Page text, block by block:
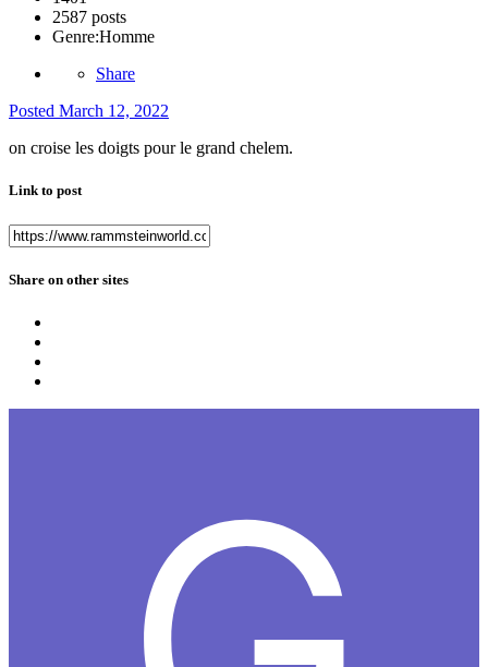
2587 posts
Genre:Homme
Share
Posted March 12, 2022
on croise les doigts pour le grand chelem.
Link to post
Share on other sites